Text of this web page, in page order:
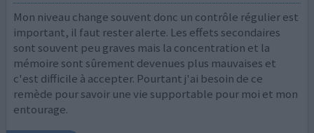
Mon niveau change souvent donc un contrôle régulier est
important, il faut rester alerte. Les effets secondaires
sont souvent peu graves mais la concentration et la
mémoire sont sûrement devenues plus mauvaises et
c'est difficile à accepter. Pourtant j'ai besoin de ce
remède pour savoir une vie supportable pour moi et mon
entourage.